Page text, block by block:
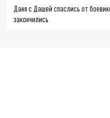
Даня с Дашей спаслись от
закончились